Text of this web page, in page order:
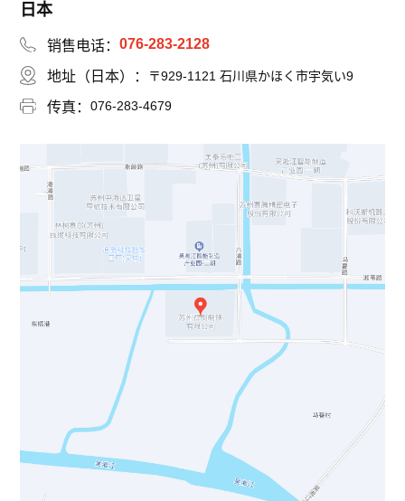
日本
销售电话：076-283-2128
地址（日本）： 〒929-1121 石川県かほく市宇気い9
传真：076-283-4679